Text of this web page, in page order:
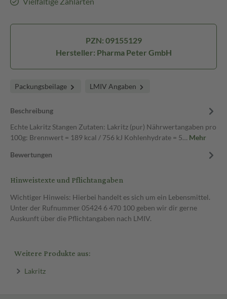
PZN: 09155129
Hersteller: Pharma Peter GmbH
Packungsbeilage LMIV Angaben
Beschreibung
Echte Lakritz Stangen Zutaten: Lakritz (pur) Nährwertangaben pro
100g: Brennwert = 189 kcal / 756 kJ Kohlenhydrate = 5… Mehr
Bewertungen
Hinweistexte und Pflichtangaben
Wichtiger Hinweis: Hierbei handelt es sich um ein Lebensmittel.
Unter der Rufnummer 05424 6 470 100 geben wir dir gerne
Auskunft über die Pflichtangaben nach LMIV.
Weitere Produkte aus:
Lakritz